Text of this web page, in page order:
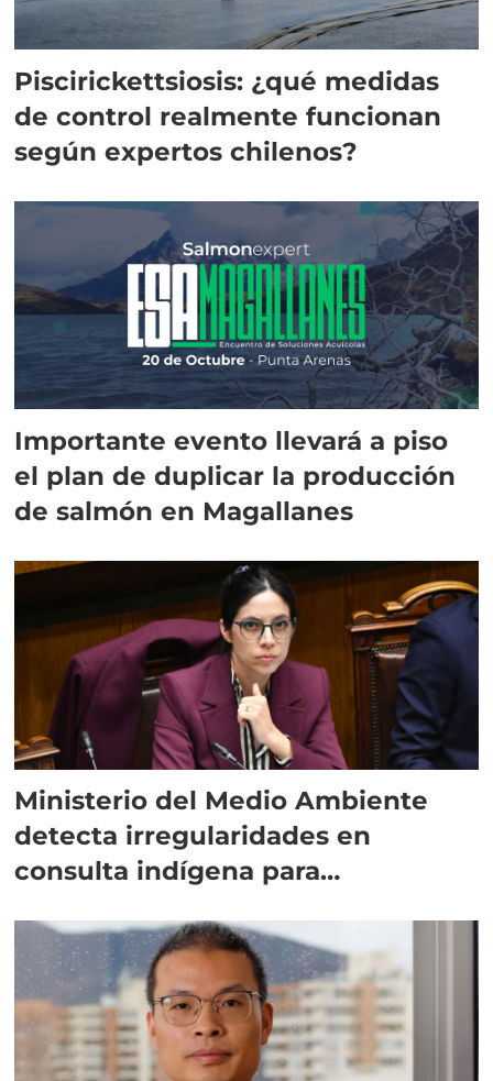
Piscirickettsiosis: ¿qué medidas
de control realmente funcionan
según expertos chilenos?
Importante evento llevará a piso
el plan de duplicar la producción
de salmón en Magallanes
Ministerio del Medio Ambiente
detecta irregularidades en
consulta indígena para